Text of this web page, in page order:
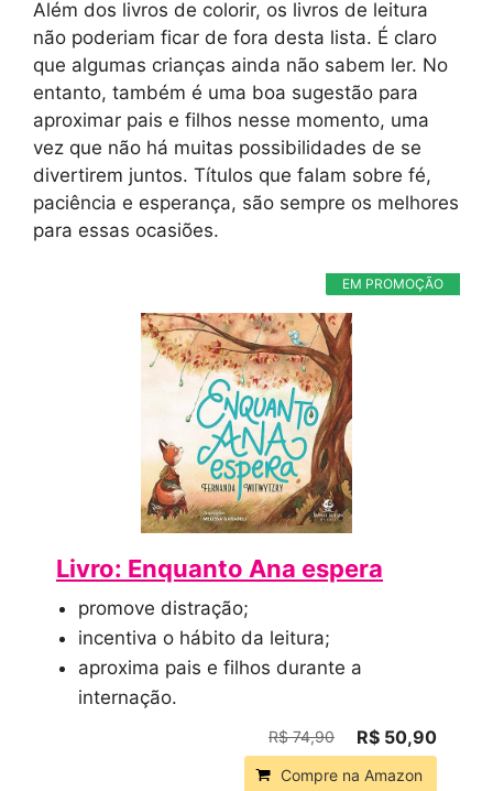
Além dos livros de colorir, os livros de leitura
não poderiam ficar de fora desta lista. É claro
que algumas crianças ainda não sabem ler. No
entanto, também é uma boa sugestão para
aproximar pais e filhos nesse momento, uma
vez que não há muitas possibilidades de se
divertirem juntos. Títulos que falam sobre fé,
paciência e esperança, são sempre os melhores
para essas ocasiões.
EM PROMOÇÃO
Livro: Enquanto Ana espera
promove distração;
incentiva o hábito da leitura;
aproxima pais e filhos durante a
internação.
R$ 74,90 R$ 50,90
Compre na Amazon